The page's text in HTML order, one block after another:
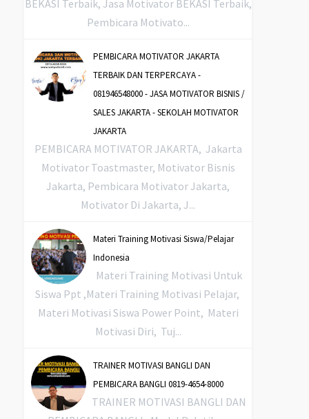
BEKASI Terbaik, Jasa Motivator BEKASI Terbaik,
Pembicara Motivato...
PEMBICARA MOTIVATOR JAKARTA
TERBAIK DAN TERPERCAYA -
081946548000 - JASA MOTIVATOR BISNIS /
SALES JAKARTA - SEKOLAH MOTIVATOR
JAKARTA
PEMBICARA MOTIVATOR JAKARTA, Jakarta
Motivator Toastmaster, Motivator Bisnis
Jakarta, Pembicara Motivator Jakarta,
Motivator Di Jakarta, J...
Materi Training Motivasi Siswa/Pelajar
Indonesia
Materi Training Motivasi Untuk
Siswa Ppt ,Materi Training Motivasi Pelajar,
Materi Motivasi Siswa Power Point, Materi
Motivasi Diri, Tuj...
TRAINER MOTIVASI BANGLI DAN
PEMBICARA BANGLI 0819-4654-8000
TRAINER MOTIVASI BANGLI DAN